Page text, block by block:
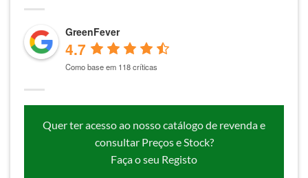
GreenFever
4.7
Como base em 118 críticas
Quer ter acesso ao nosso catálogo de revenda e
consultar Preços e Stock?
Faça o seu Registo